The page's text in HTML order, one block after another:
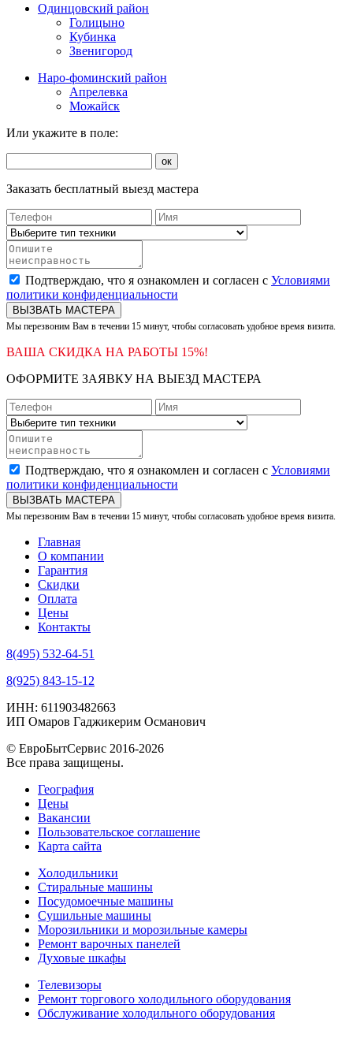
Одинцовский район
Голицыно
Кубинка
Звенигород
Наро-фоминский район
Апрелевка
Можайск
Или укажите в поле:
ок
Заказать бесплатный выезд мастера
Подтверждаю, что я ознакомлен и согласен с Условиями
политики конфиденциальности
ВЫЗВАТЬ МАСТЕРА
Мы перезвоним Вам в течении 15 минут, чтобы согласовать удобное время визита.
ВАША СКИДКА НА РАБОТЫ 15%!
ОФОРМИТЕ ЗАЯВКУ НА ВЫЕЗД МАСТЕРА
Подтверждаю, что я ознакомлен и согласен с Условиями
политики конфиденциальности
ВЫЗВАТЬ МАСТЕРА
Мы перезвоним Вам в течении 15 минут, чтобы согласовать удобное время визита.
Главная
О компании
Гарантия
Скидки
Оплата
Цены
Контакты
8(495) 532-64-51
8(925) 843-15-12
ИНН: 611903482663
ИП Омаров Гаджикерим Османович
© ЕвроБытСервис 2016-2026
Все права защищены.
География
Цены
Вакансии
Пользовательское соглашение
Карта сайта
Холодильники
Стиральные машины
Посудомоечные машины
Сушильные машины
Морозильники и морозильные камеры
Ремонт варочных панелей
Духовые шкафы
Телевизоры
Ремонт торгового холодильного оборудования
Обслуживание холодильного оборудования